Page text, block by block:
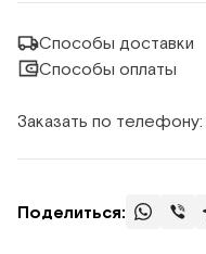
Способы доставки
Способы оплаты
Заказать по телефону:
Поделиться: